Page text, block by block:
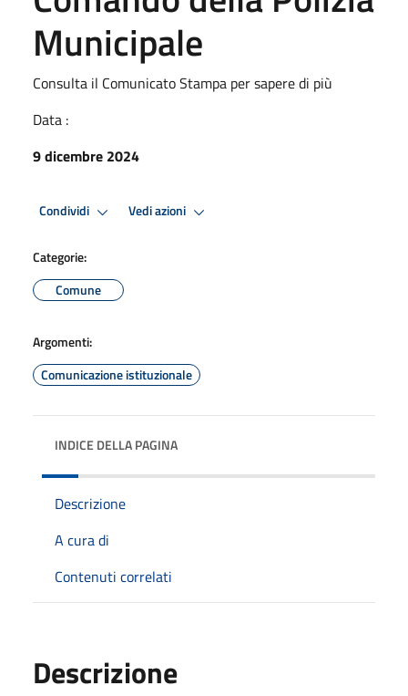
Municipale
Consulta il Comunicato Stampa per sapere di più
Data :
9 dicembre 2024
Condividi Vedi azioni
Categorie:
Comune
Argomenti:
Comunicazione istituzionale
INDICE DELLA PAGINA
Descrizione
A cura di
Contenuti correlati
Descrizione